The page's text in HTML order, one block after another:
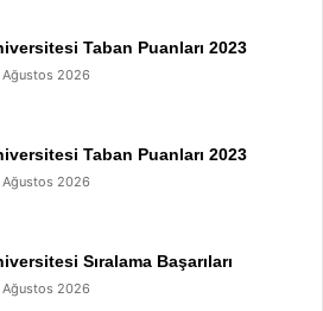
Taban Puanları 2023
2026
Taban Puanları 2023
2026
Sıralama Başarıları
Ağustos 2026